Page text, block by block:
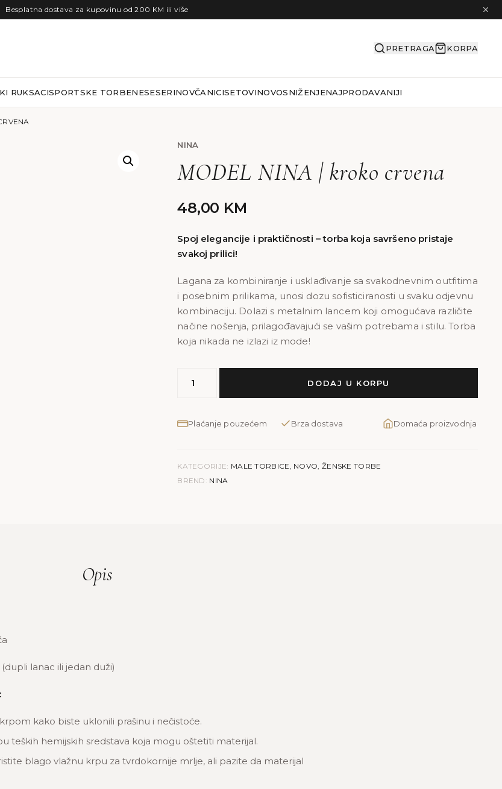
Besplatna dostava za kupovinu od 200 KM ili više
PRETRAGA KORPA
RUKSACISPORTSKE TORBENESESERINOVČANICISETOVINOVOSNIŽENJENAJPRODAVANIJI
NINA
MODEL NINA | kroko crvena
48,00 KM
Spoj elegancije i praktičnosti – torba koja savršeno pristaje
svakoj prilici!
Lagana za kombiniranje i usklađivanje sa svakodnevnim outfitima
i posebnim prilikama, unosi dozu sofisticiranosti u svaku odjevnu
kombinaciju. Dolazi s metalnim lancem koji omogućava različite
načine nošenja, prilagođavajući se vašim potrebama i stilu. Torba
koja nikada ne izlazi iz mode!
NINA
kroko
DODAJ U KORPU
Plaćanje pouzećem Brza dostava Domaća proizvodnja
KATEGORIJE: MALE TORBICE, NOVO, ŽENSKE TORBE
BREND: NINA
Opis
lanac ili jedan duži)
kako biste uklonili prašinu i nečistoće.
teških hemijskih sredstava koja mogu oštetiti materijal.
blago vlažnu krpu za tvrdokornije mrlje, ali pazite da materijal